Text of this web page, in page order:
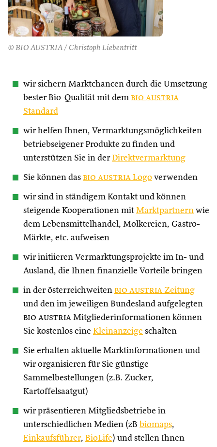
© BIO AUSTRIA / Christoph Liebentritt
wir sichern Marktchancen durch die Umsetzung
bester Bio-Qualität mit dem bio austria
Standard
wir helfen Ihnen, Vermarktungsmöglichkeiten
betriebseigener Produkte zu finden und
unterstützen Sie in derDirektvermarktung
Sie können das bio austria Logo verwenden
wir sind in ständigem Kontakt und können
steigende Kooperationen mit Marktpartnern wie
dem Lebensmittelhandel, Molkereien, Gastro-
Märkte, etc. aufweisen
wir initiieren Vermarktungsprojekte im In- und
Ausland, die Ihnen finanzielle Vorteile bringen
in der österreichweiten bio austria Zeitung
und den im jeweiligen Bundesland aufgelegten
bio austria Mitgliederinformationen können
Sie kostenlos eine Kleinanzeige schalten
Sie erhalten aktuelle Marktinformationen und
wir organisieren für Sie günstige
Sammelbestellungen (z.B. Zucker,
Kartoffelsaatgut)
wir präsentieren Mitgliedsbetriebe in
unterschiedlichen Medien (zB biomaps,
Einkaufsführer, BioLife) und stellen Ihnen